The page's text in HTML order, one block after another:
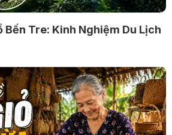
Bến Tre: Kinh Nghiệm Du Lịch